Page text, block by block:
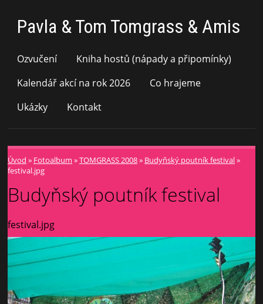
Pavla & Tom Tomgrass & Amis
Ozvučení
Kniha hostů (nápady a připomínky)
Kalendář akcí na rok 2026
Co hrajeme
Ukázky
Kontakt
Úvod » Fotoalbum »TOMGRASS 2008» Budyňský poutník festival»
festival.jpg
Budyňský poutník festival
festival.jpg